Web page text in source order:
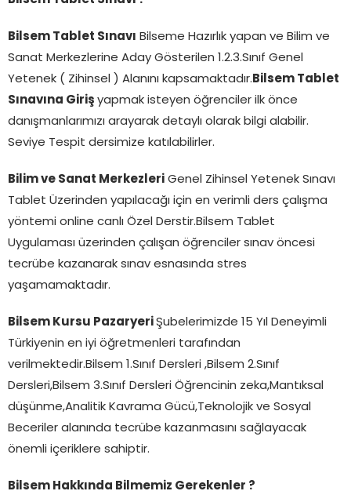
Bilsem Tablet Sınavı Bilseme Hazırlık yapan ve Bilim ve
Sanat Merkezlerine Aday Gösterilen 1.2.3.Sınıf Genel
Yetenek ( Zihinsel ) Alanını kapsamaktadır.Bilsem Tablet
Sınavına Giriş yapmak isteyen öğrenciler ilk önce
danışmanlarımızı arayarak detaylı olarak bilgi alabilir.
Seviye Tespit dersimize katılabilirler.
Bilim ve Sanat Merkezleri Genel Zihinsel Yetenek Sınavı
Tablet Üzerinden yapılacağı için en verimli ders çalışma
yöntemi online canlı Özel Derstir.Bilsem Tablet
Uygulaması üzerinden çalışan öğrenciler sınav öncesi
tecrübe kazanarak sınav esnasında stres
yaşamamaktadır.
Bilsem Kursu Pazaryeri Şubelerimizde 15 Yıl Deneyimli
Türkiyenin en iyi öğretmenleri tarafından
verilmektedir.Bilsem 1.Sınıf Dersleri ,Bilsem 2.Sınıf
Dersleri,Bilsem 3.Sınıf Dersleri Öğrencinin zeka,Mantıksal
düşünme,Analitik Kavrama Gücü,Teknolojik ve Sosyal
Beceriler alanında tecrübe kazanmasını sağlayacak
önemli içeriklere sahiptir.
Bilsem Hakkında Bilmemiz Gerekenler ?